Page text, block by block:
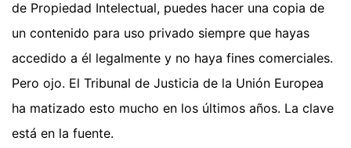
de Propiedad Intelectual, puedes hacer una copia de
un contenido para uso privado siempre que hayas
accedido a él legalmente y no haya fines comerciales.
Pero ojo. El Tribunal de Justicia de la Unión Europea
ha matizado esto mucho en los últimos años. La clave
está en la fuente.